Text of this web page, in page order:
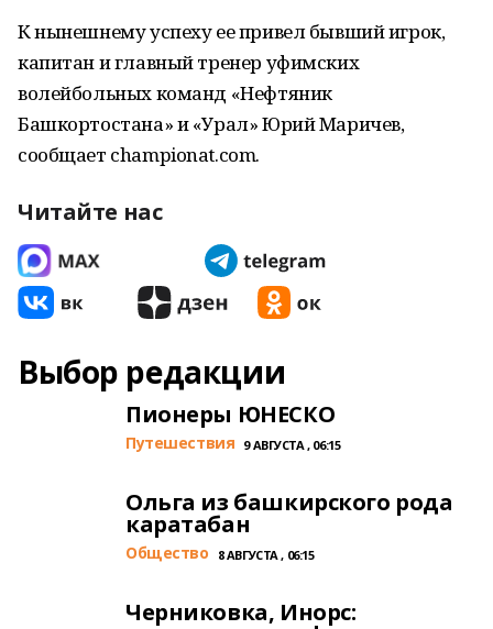
К нынешнему успеху ее привел бывший игрок,
капитан и главный тренер уфимских
волейбольных команд «Нефтяник
Башкортостана» и «Урал» Юрий Маричев,
сообщает championat.com.
Читайте нас
Выбор редакции
Пионеры ЮНЕСКО
Путешествия 9 АВГУСТА , 06:15
Ольга из башкирского рода
каратабан
Общество 8 АВГУСТА , 06:15
Черниковка, Инорс: